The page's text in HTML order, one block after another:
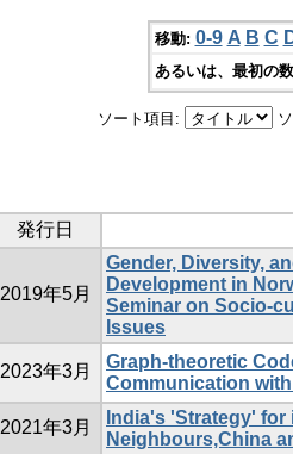
移動: 0-9 A B C
あるいは、最初の
ソート項目:
発行日
2019年5月
Gender, Diversity,
Development in
Seminar on Socio-
Issues
2023年3月
Graph-theoretic
Communication
2021年3月
India's 'Strategy'
Neighbours,China